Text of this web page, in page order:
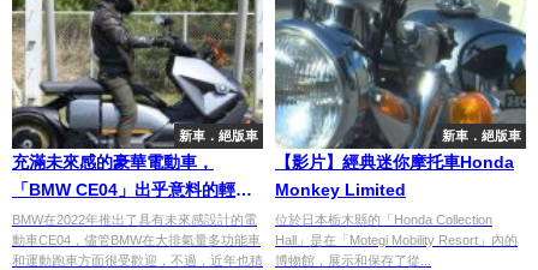
新車．絕版車
充滿未來感的豪華電動車，
「BMW CE04」出乎意料的輕巧
和強大
BMW在2022年推出了具有未來感設計的電
動車CE04，儘管BMW在大排氣量多功能車
和運動跑車方面很受歡迎，不過，近年也積
新車．絕版車
【影片】經典迷你摩托車Honda
Monkey Limited
位於日本栃木縣的「Honda Collection
Hall」是在「Motegi Mobility Resort」內的
博物館，展示和保存了從...